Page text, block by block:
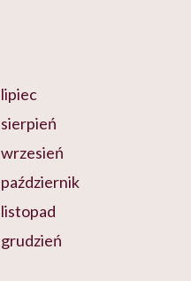
lipiec
sierpień
wrzesień
październik
listopad
grudzień